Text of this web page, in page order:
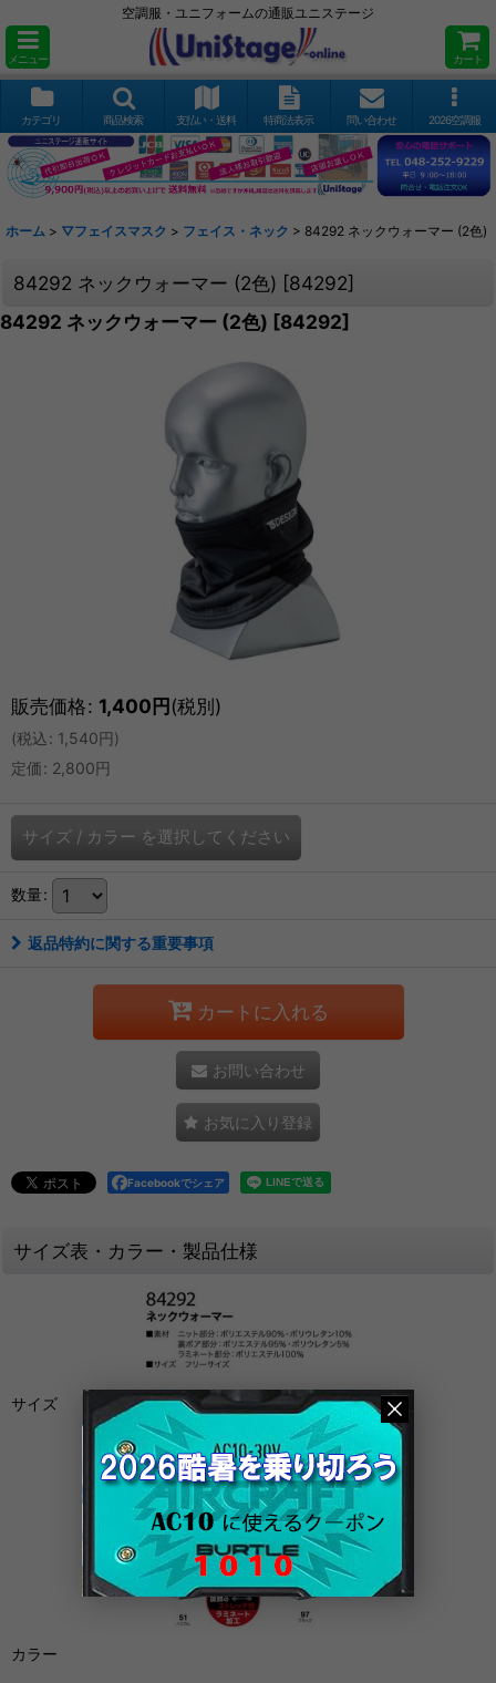
空調服・ユニフォームの通販ユニステージ
メニュー カート
カテゴリ 商品検索 支払い・送料 特商法表示 問い合わせ 2026空調服
ホーム > ▽フェイスマスク > フェイス・ネック > 84292 ネックウォーマー (2色)
84292 ネックウォーマー (2色) [84292]
84292 ネックウォーマー (2色) [84292]
販売価格: 1,400円(税別)
(税込: 1,540円)
定価: 2,800円
サイズ / カラー を選択してください
数量:
返品特約に関する重要事項
カートに入れる
お問い合わせ
お気に入り登録
Facebookでシェア
サイズ表・カラー・製品仕様
サイズ
カラー